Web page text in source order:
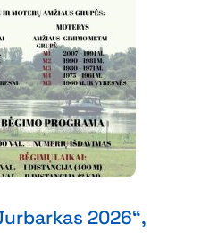
2026“,